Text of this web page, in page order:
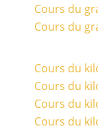
Cours du
Cours du
Cours du
Cours du
Cours du
Cours du